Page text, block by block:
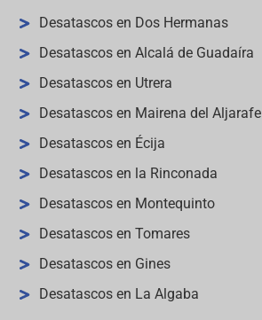
Desatascos en Dos Hermanas
Desatascos en Alcalá de Guadaíra
Desatascos en Utrera
Desatascos en Mairena del Aljarafe
Desatascos en Écija
Desatascos en la Rinconada
Desatascos en Montequinto
Desatascos en Tomares
Desatascos en Gines
Desatascos en La Algaba